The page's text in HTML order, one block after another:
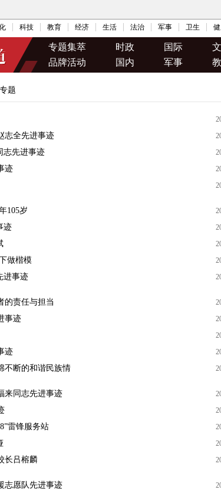
科技 教育 经济 生活 法治 军事 卫生
专题集萃 时政 国际
品牌活动
国内 军事
题
志全先进事迹
志先进事迹
迹
105岁
迹
做楷模
进事迹
的责任与担当
事迹
迹
不断的和谐民族情
来同志先进事迹
雷锋服务站
长吕榕麟
志愿队先进事迹